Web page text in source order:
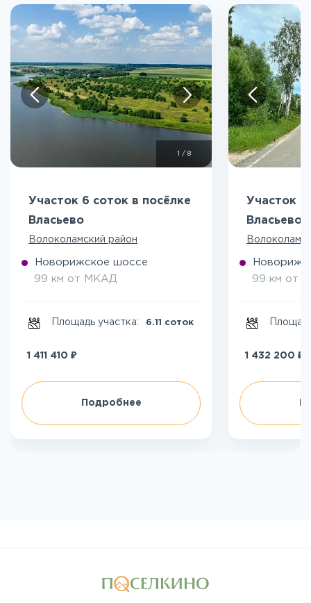
/ 8
Участок 6 соток в посёлке
Власьево
Волоколамский район
Новорижское шоссе
99 км от МКАД
Площадь участка: 6.11 соток
1 411 410 ₽
Подробнее
Участок 6
Власьево
99 км от
1 432 200 ₽